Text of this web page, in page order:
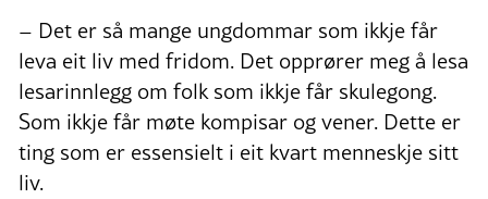
– Det er så mange ungdommar som ikkje får
leva eit liv med fridom. Det opprører meg å lesa
lesarinnlegg om folk som ikkje får skulegong.
Som ikkje får møte kompisar og vener. Dette er
ting som er essensielt i eit kvart menneskje sitt
liv.